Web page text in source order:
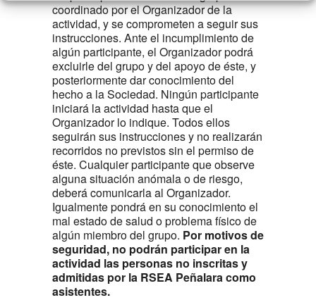
coordinado por el Organizador de la
actividad, y se comprometen a seguir sus
instrucciones. Ante el incumplimiento de
algún participante, el Organizador podrá
excluirle del grupo y del apoyo de éste, y
posteriormente dar conocimiento del
hecho a la Sociedad. Ningún participante
iniciará la actividad hasta que el
Organizador lo indique. Todos ellos
seguirán sus instrucciones y no realizarán
recorridos no previstos sin el permiso de
éste. Cualquier participante que observe
alguna situación anómala o de riesgo,
deberá comunicarla al Organizador.
Igualmente pondrá en su conocimiento el
mal estado de salud o problema físico de
algún miembro del grupo. Por motivos de
seguridad, no podrán participar en la
actividad las personas no inscritas y
admitidas por la RSEA Peñalara como
asistentes.